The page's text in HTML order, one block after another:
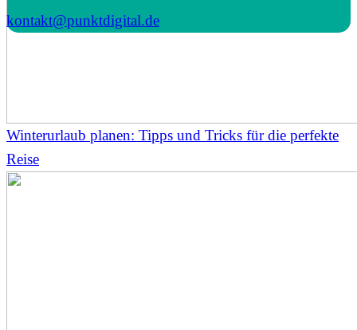
Winterurlaub planen: Tipps und Tricks für die perfekte
Reise
kontakt@punktdigital.de